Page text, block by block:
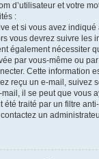
d’utilisateur et votre
:
et si vous avez
vous devrez suivre les
également nécessiter
par vous-même ou
Cette information
reçu un e-mail, suivez
mail, il se peut que vous
été traité par un filtre
un